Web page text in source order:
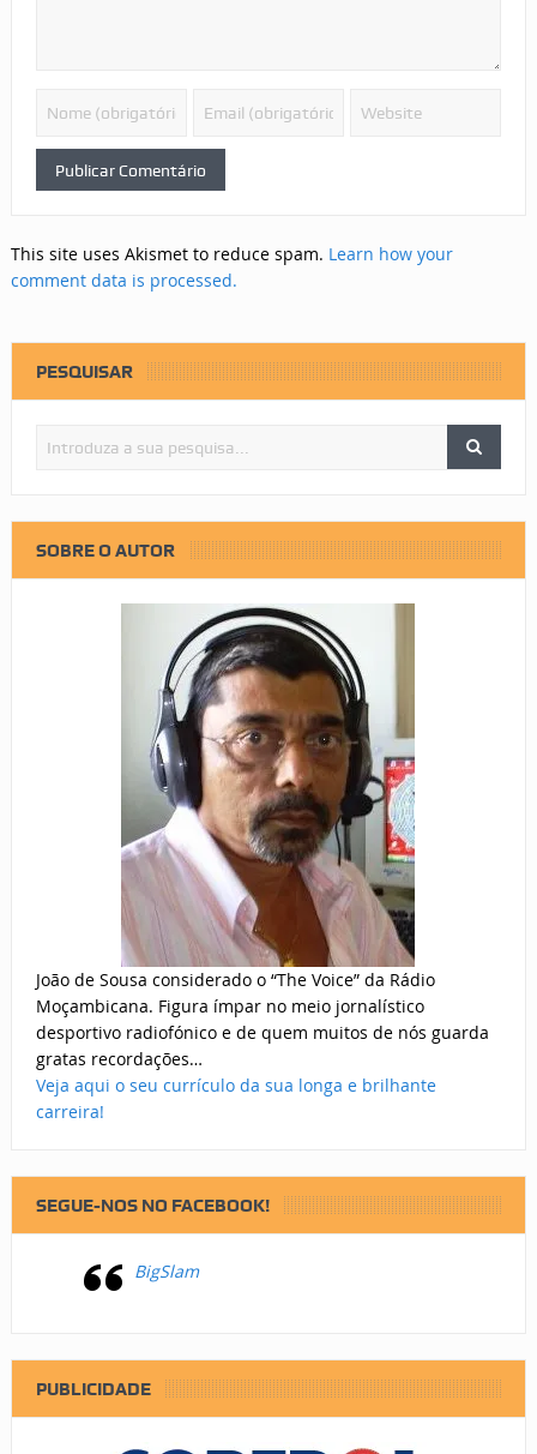
This site uses Akismet to reduce spam. Learn how your
comment data is processed.
PESQUISAR
SOBRE O AUTOR
João de Sousa considerado o “The Voice” da Rádio
Moçambicana. Figura ímpar no meio jornalístico
desportivo radiofónico e de quem muitos de nós guarda
gratas recordações…
Veja aqui o seu currículo da sua longa e brilhante
carreira!
SEGUE-NOS NO FACEBOOK!
BigSlam
PUBLICIDADE